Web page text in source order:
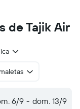
de Tajik Air
6/9 - dom. 13/9